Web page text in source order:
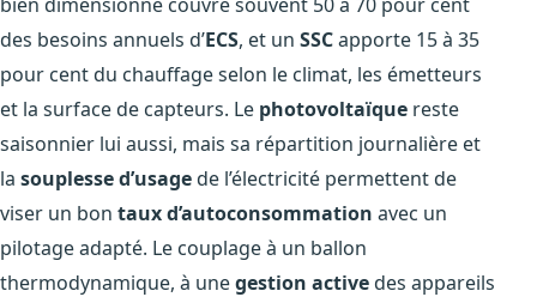
des besoins annuels d’ECS, et un SSCapporte 15 à 35
pour cent du chauffage selon le climat, les émetteurs
et la surface de capteurs. Le photovoltaïque reste
saisonnier lui aussi, mais sa répartition journalière et
la souplesse d’usagede l’électricité permettent de
viser un bon taux d’autoconsommation avec un
pilotage adapté. Le couplage à un ballon
thermodynamique, à unegestion activedes appareils